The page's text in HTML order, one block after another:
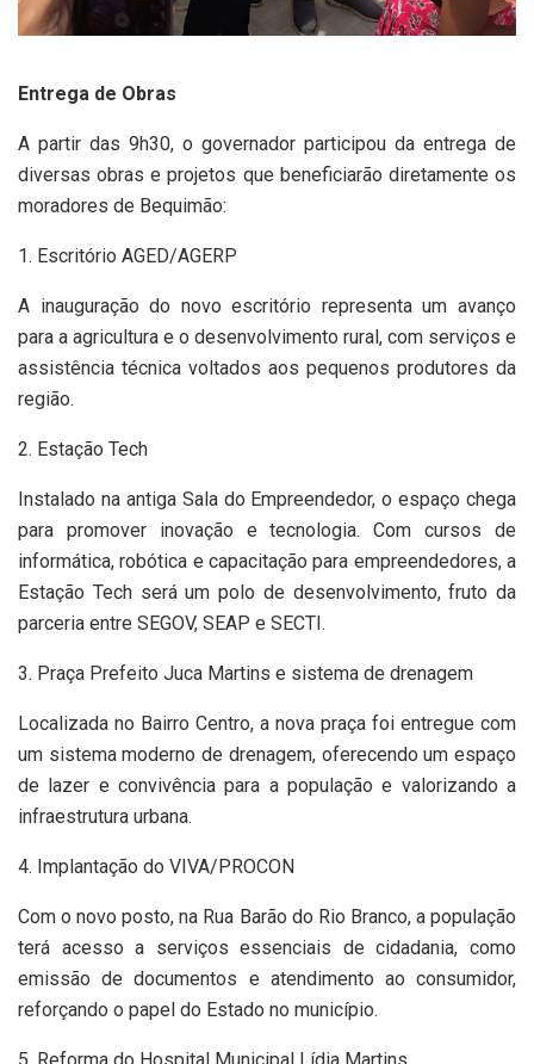
Entrega de Obras
A partir das 9h30, o governador participou da entrega de
diversas obras e projetos que beneficiarão diretamente os
moradores de Bequimão:
1. Escritório AGED/AGERP
A inauguração do novo escritório representa um avanço
para a agricultura e o desenvolvimento rural, com serviços e
assistência técnica voltados aos pequenos produtores da
região.
2. Estação Tech
Instalado na antiga Sala do Empreendedor, o espaço chega
para promover inovação e tecnologia. Com cursos de
informática, robótica e capacitação para empreendedores, a
Estação Tech será um polo de desenvolvimento, fruto da
parceria entre SEGOV, SEAP e SECTI.
3. Praça Prefeito Juca Martins e sistema de drenagem
Localizada no Bairro Centro, a nova praça foi entregue com
um sistema moderno de drenagem, oferecendo um espaço
de lazer e convivência para a população e valorizando a
infraestrutura urbana.
4. Implantação do VIVA/PROCON
Com o novo posto, na Rua Barão do Rio Branco, a população
terá acesso a serviços essenciais de cidadania, como
emissão de documentos e atendimento ao consumidor,
reforçando o papel do Estado no município.